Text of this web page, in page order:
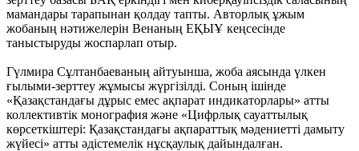
мамандары тарапынан қолдау тапты. Авторлық ұжым
жобаның нәтижелерін Венаның ЕҚЫҰ кеңсесінде
таныстыруды жоспарлап отыр.
Гүлмира Сұлтанбаеваның айтуынша, жоба аясында үлкен
ғылыми-зерттеу жұмысы жүргізілді. Соның ішінде
«Қазақстандағы дұрыс емес ақпарат индикаторлары» атты
коллективтік монография және «Цифрлық сауаттылық
көрсеткіштері: Қазақстандағы ақпараттық мәдениетті дамыту
жүйесі» атты әдістемелік нұсқаулық дайындалған.